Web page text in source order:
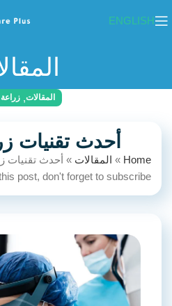
ENGLISH
المقالات,
أحدث تقنيات
Home
» المقالات » أحدث تقنيات
post, don't forget to subscribe!